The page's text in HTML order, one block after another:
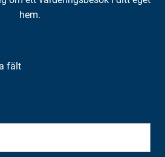
hem.
fält